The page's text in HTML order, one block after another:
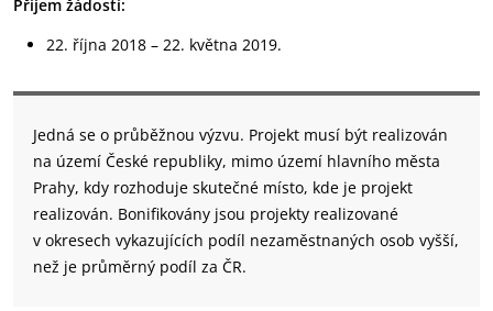
Příjem žádostí:
22. října 2018 – 22. května 2019.
Jedná se o průběžnou výzvu. Projekt musí být realizován
na území České republiky, mimo území hlavního města
Prahy, kdy rozhoduje skutečné místo, kde je projekt
realizován. Bonifikovány jsou projekty realizované
v okresech vykazujících podíl nezaměstnaných osob vyšší,
než je průměrný podíl za ČR.